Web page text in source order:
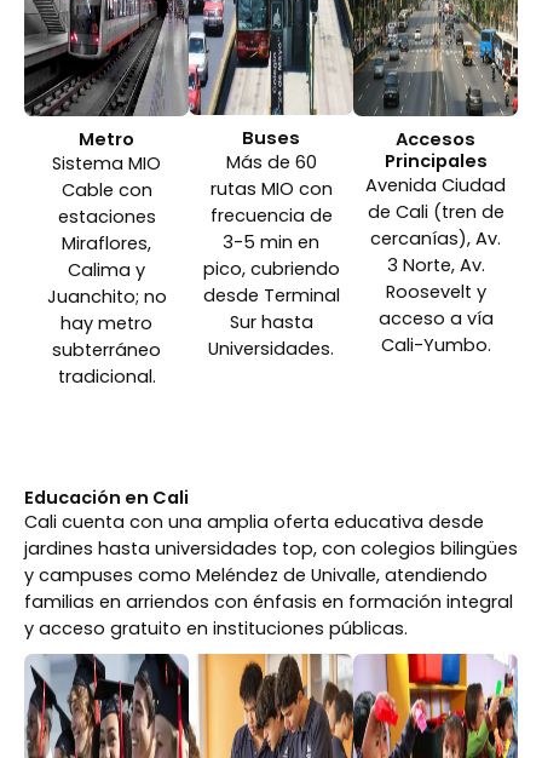
Metro
Sistema MIO
Cable con
estaciones
Miraflores,
Calima y
Juanchito; no
hay metro
subterráneo
tradicional.
Buses
Más de 60
rutas MIO con
frecuencia de
3-5 min en
pico, cubriendo
desde Terminal
Sur hasta
Universidades.
Accesos
Principales
Avenida Ciudad
de Cali (tren de
cercanías), Av.
3 Norte, Av.
Roosevelt y
acceso a vía
Cali-Yumbo.
Educación en Cali
Cali cuenta con una amplia oferta educativa desde
jardines hasta universidades top, con colegios bilingües
y campuses como Meléndez de Univalle, atendiendo
familias en arriendos con énfasis en formación integral
y acceso gratuito en instituciones públicas.